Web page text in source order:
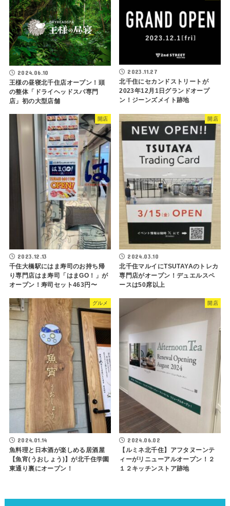
2024.06.10
王様の昼寝北千住店オープン！頭
の整体「ドライヘッドスパ専門
店」初の大型店舗
2023.11.27
北千住にセカンドストリートが
2023年12月1日グランドオープ
ン！ジーンズメイト跡地
開店
2023.12.13
千住大橋駅にはま寿司のお持ち帰
り専門店はま寿司「はまGO！」が
オープン！寿司セット463円〜
開店
2024.03.10
北千住マルイにTSUTAYAのトレカ
専門店がオープン！デュエルスペ
ースは50席以上
グルメ
2024.01.14
魚料理と日本酒が楽しめる居酒屋
【魚宵(うおしょう)】が北千住学園
東通り裏にオープン！
開店
2024.06.02
【ルミネ北千住】アフタヌーンテ
ィーがリニューアルオープン！２
１２キッチンストア跡地